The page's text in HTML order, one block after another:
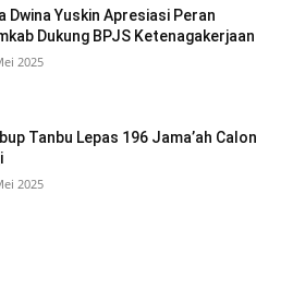
Dwina Yuskin Apresiasi Peran
Dukung BPJS Ketenagakerjaan
2025
Tanbu Lepas 196 Jama’ah Calon
2025